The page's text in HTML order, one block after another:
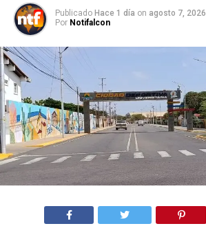
Publicado Hace 1 día on agosto 7, 2026
Por Notifalcon